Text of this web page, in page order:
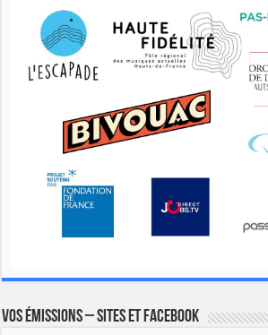
Vos émissions – Sites et Facebook